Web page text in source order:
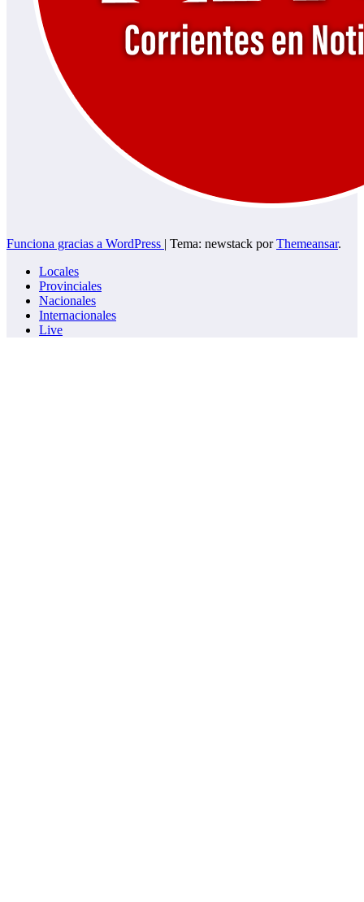
Funciona gracias a WordPress | Tema: newstack porThemeansar.
Locales
Provinciales
Nacionales
Internacionales
Live